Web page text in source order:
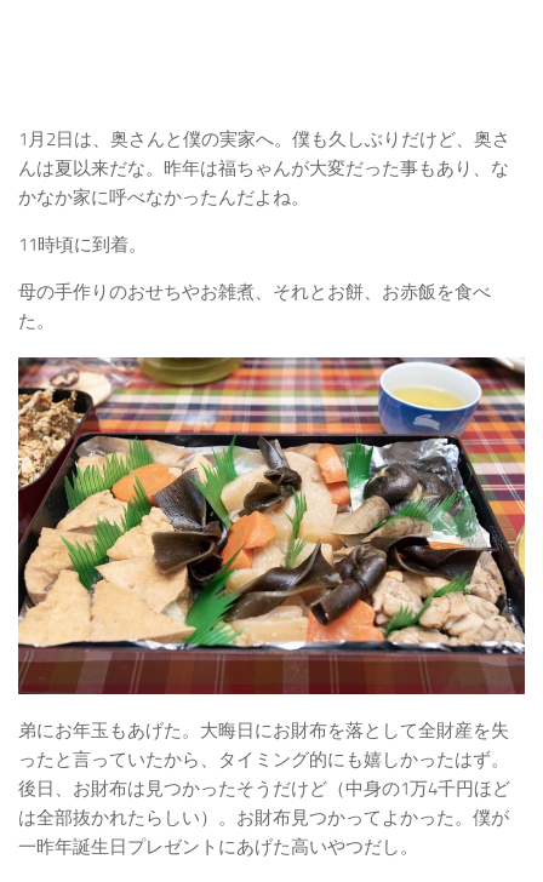
1月2日は、奥さんと僕の実家へ。僕も久しぶりだけど、奥さ
んは夏以来だな。昨年は福ちゃんが大変だった事もあり、な
かなか家に呼べなかったんだよね。
11時頃に到着。
母の手作りのおせちやお雑煮、それとお餅、お赤飯を食べ
た。
弟にお年玉もあげた。大晦日にお財布を落として全財産を失
ったと言っていたから、タイミング的にも嬉しかったはず。
後日、お財布は見つかったそうだけど（中身の1万4千円ほど
は全部抜かれたらしい）。お財布見つかってよかった。僕が
一昨年誕生日プレゼントにあげた高いやつだし。